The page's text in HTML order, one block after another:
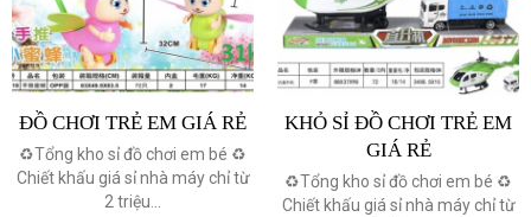
ĐỒ CHƠI TRẺ EM GIÁ RẺ
♻️Tổng kho sỉ đồ chơi em bé ♻️
Chiết khấu giá sỉ nhà máy chỉ từ
2 triệu...
KHỎ SỈ ĐỒ CHƠI TRẺ EM
GIÁ RẺ
♻️Tổng kho sỉ đồ chơi em bé ♻️
Chiết khấu giá sỉ nhà máy chỉ từ